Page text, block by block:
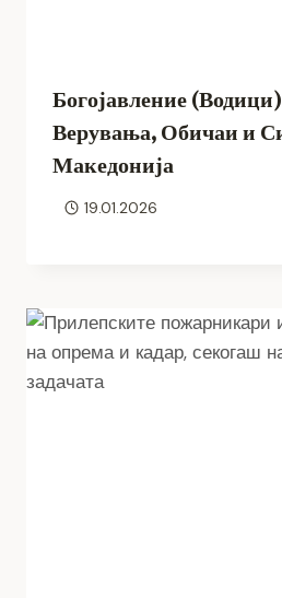
Богојавление
Верувања, Обичаи и
Македонија
19.01.2026